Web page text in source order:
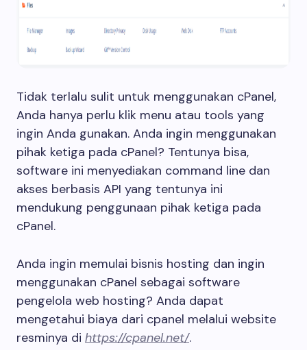
Tidak terlalu sulit untuk menggunakan cPanel,
Anda hanya perlu klik menu atau tools yang
ingin Anda gunakan. Anda ingin menggunakan
pihak ketiga pada cPanel? Tentunya bisa,
software ini menyediakan command line dan
akses berbasis API yang tentunya ini
mendukung penggunaan pihak ketiga pada
cPanel.
Anda ingin memulai bisnis hosting dan ingin
menggunakan cPanel sebagai software
pengelola web hosting? Anda dapat
mengetahui biaya dari cpanel melalui website
resminya di https://cpanel.net/.